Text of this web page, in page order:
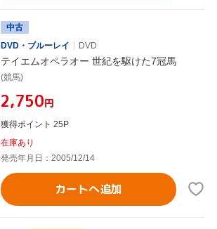
中古
DVD・ブルーレイ
DVD
テイエムオペラオー 世紀を駆けた7冠馬
(競馬)
¥2,750円
獲得ポイント 25P
在庫あり
発売年月日：2005/12/14
カートへ追加